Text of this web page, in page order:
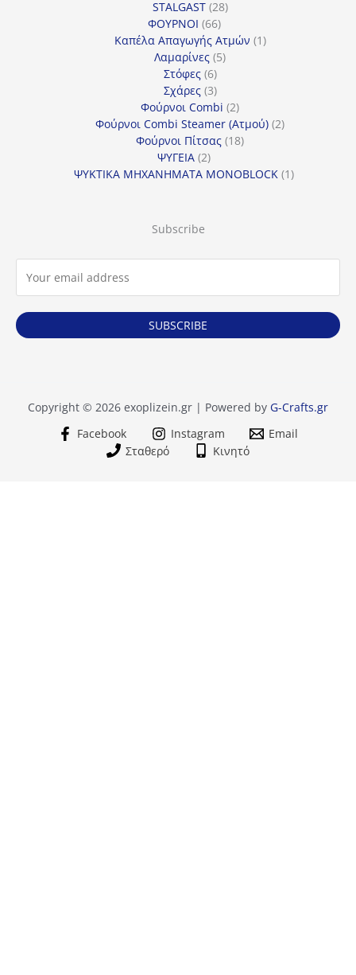
προϊόντα
STALGAST 2828
ΦΟΥΡΝΟΙ 6666
προϊόντα
Καπέλα Απαγωγής Ατμών 11
Λαμαρίνες 55
Στόφες 66
προϊόντα
Σχάρες 33
προϊόντα
Φούρνοι Combi 22
προϊόντα
Φούρνοι Combi Steamer (Ατμού) 22
Φούρνοι Πίτσας 1818
ΨΥΓΕΙΑ 22
προϊόντα
ΨΥΚΤΙΚΑ ΜΗΧΑΝΗΜΑΤΑ MONOBLOCK 11
Subscribe
SUBSCRIBE
Copyright © 2026 exoplizein.gr | Powered by G-Crafts.gr
Facebook
Instagram
Email
Σταθερό
Κινητό